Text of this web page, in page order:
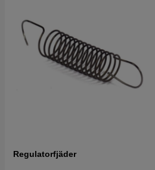
Regulatorfjäder